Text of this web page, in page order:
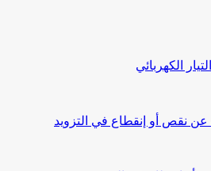
الكهربائي
نقص أو إنقطاع في التزويد